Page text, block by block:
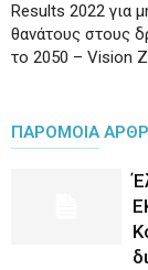
Results 2022 για
θανάτους στους
το 2050 – Vision
ΠΑΡΟΜΟΙΑ